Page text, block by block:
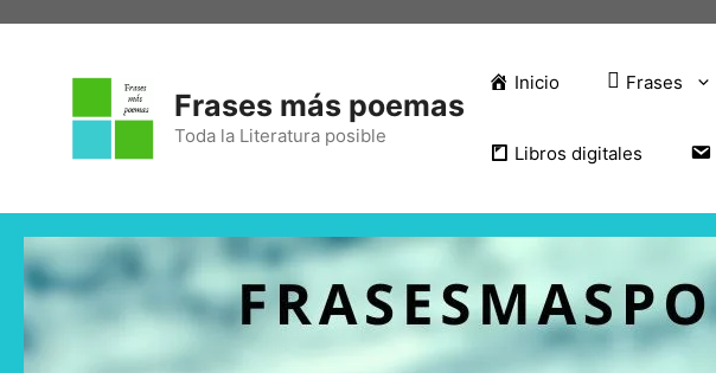
Frases más poemas
Toda la Literatura posible
Inicio Frases
Libros digitales